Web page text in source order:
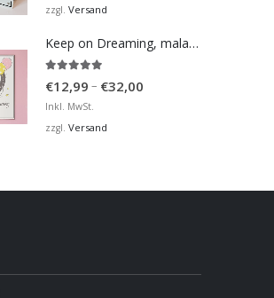
zzgl. Versand
Keep on Dreaming, mala moja barbiko
€12,99 – €32,00
Inkl. MwSt.
zzgl. Versand